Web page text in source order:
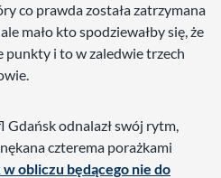
co prawda została zatrzymana
mało kto spodziewałby się, że
punkty i to w zaledwie trzech
Gdańsk odnalazł swój rytm,
czterema porażkami
w obliczu będącego nie do